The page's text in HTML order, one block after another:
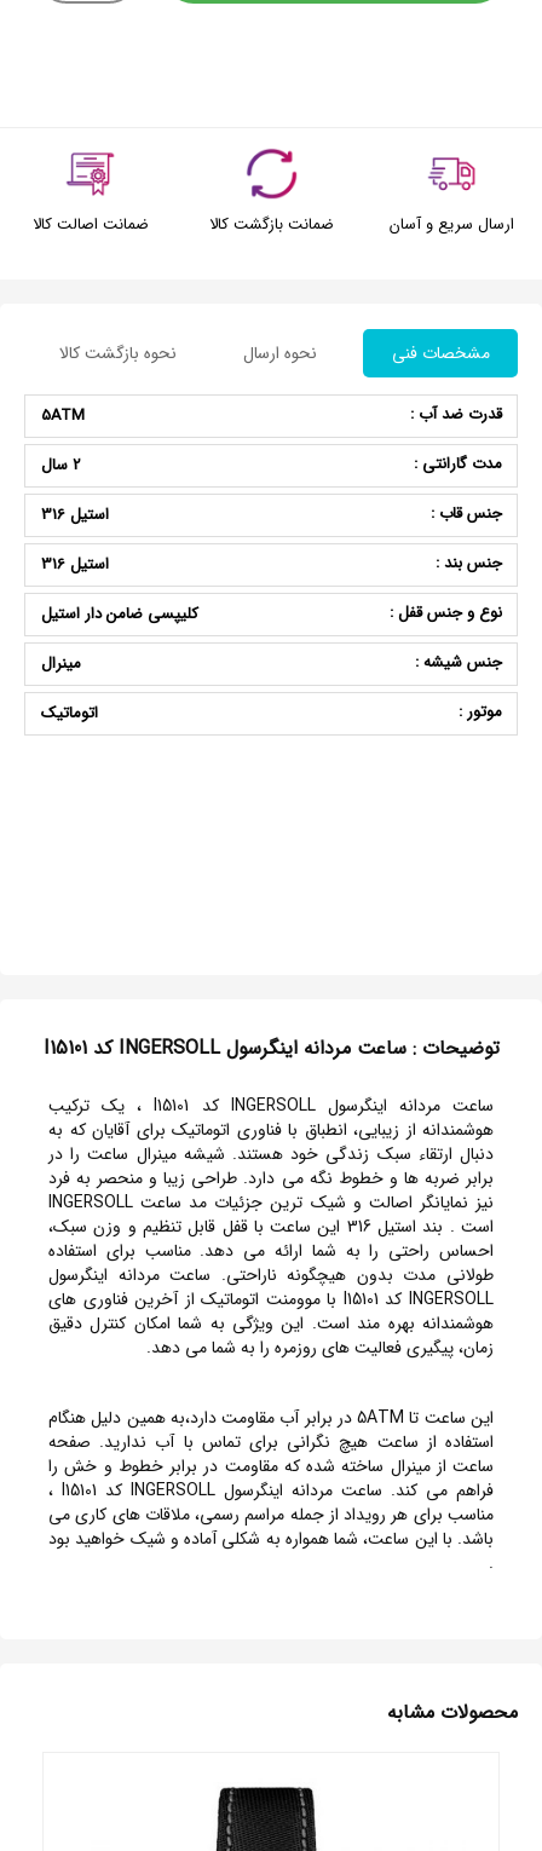
ارسال سریع و آسان ضمانت بازگشت کالا ضمانت اصالت کالا
مشخصات فنی نحوه ارسال نحوه بازگشت کالا
قدرت ضد آب :
5ATM
مدت گارانتی :
2 سال
جنس قاب :
استیل 316
جنس بند :
استیل 316
نوع و جنس قفل :
کلیپسی ضامن دار استیل
جنس شیشه :
مینرال
موتور :
اتوماتیک
توضیحات : ساعت مردانه اینگرسول INGERSOLL کد I15101
ساعت مردانه اینگرسول INGERSOLL کد I15101 ، یک ترکیب
هوشمندانه از زیبایی، انطباق با فناوری اتوماتیک برای آقایان که به
دنبال ارتقاء سبک زندگی خود هستند. شیشه مینرال ساعت را در
برابر ضربه ها و خطوط نگه می دارد. طراحی زیبا و منحصر به فرد
نیز نمایانگر اصالت و شیک ترین جزئیات مد ساعت INGERSOLL
است . بند استیل 316 این ساعت با قفل قابل تنظیم و وزن سبک،
احساس راحتی را به شما ارائه می دهد. مناسب برای استفاده
طولانی مدت بدون هیچگونه ناراحتی. ساعت مردانه اینگرسول
INGERSOLL کد I15101 با موومنت اتوماتیک از آخرین فناوری های
هوشمندانه بهره مند است. این ویژگی به شما امکان کنترل دقیق
زمان، پیگیری فعالیت های روزمره را به شما می دهد.
این ساعت تا 5ATM در برابر آب مقاومت دارد،به همین دلیل هنگام
استفاده از ساعت هیچ نگرانی برای تماس با آب ندارید. صفحه
ساعت از مینرال ساخته شده که مقاومت در برابر خطوط و خش را
فراهم می کند. ساعت مردانه اینگرسول INGERSOLL کد I15101 ،
مناسب برای هر رویداد از جمله مراسم رسمی، ملاقات های کاری می
باشد. با این ساعت، شما همواره به شکلی آماده و شیک خواهید بود
.
محصولات مشابه